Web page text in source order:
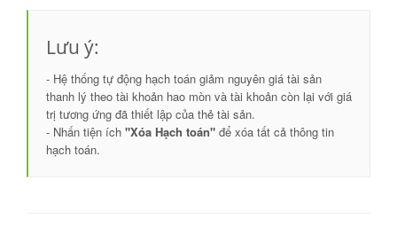
Lưu ý:
- Hệ thống tự động hạch toán giảm nguyên giá tài sản
thanh lý theo tài khoản hao mòn và tài khoản còn lại với giá
trị tương ứng đã thiết lập của thẻ tài sản.
- Nhấn tiện ích "Xóa Hạch toán" để xóa tất cả thông tin
hạch toán.